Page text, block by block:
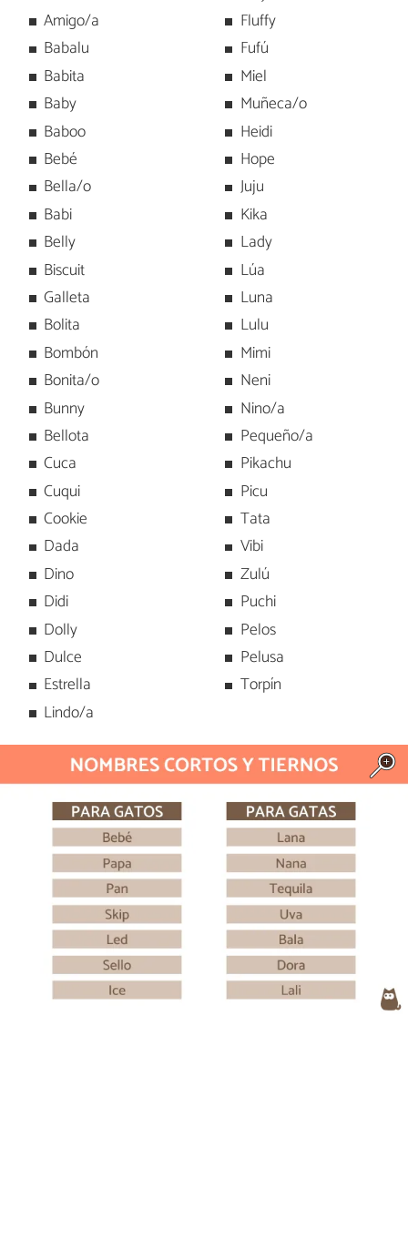
Amigo/a
Babalu
Babita
Baby
Baboo
Bebé
Bella/o
Babi
Belly
Biscuit
Galleta
Bolita
Bombón
Bonita/o
Bunny
Bellota
Cuca
Cuqui
Cookie
Dada
Dino
Didi
Dolly
Dulce
Estrella
Lindo/a
Fluffy
Fufú
Miel
Muñeca/o
Heidi
Hope
Juju
Kika
Lady
Lúa
Luna
Lulu
Mimi
Neni
Nino/a
Pequeño/a
Pikachu
Picu
Tata
Vibi
Zulú
Puchi
Pelos
Pelusa
Torpín